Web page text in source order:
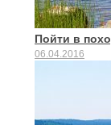
Пойти в
06.04.2016